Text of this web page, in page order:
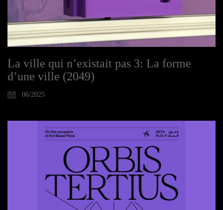
La ville qui n’existait pas 3: La forme
d’une ville (2049)
06/2025